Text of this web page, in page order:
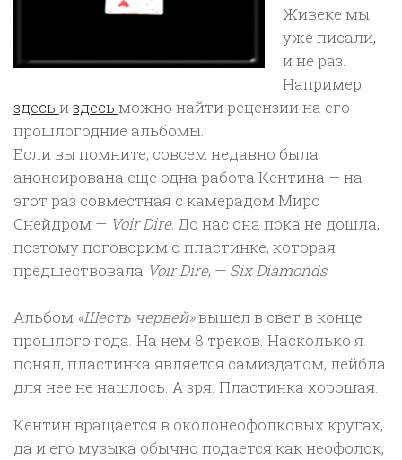
Живеке мы
уже писали,
и не раз.
Например,
здесь издесь можно найти рецензии на его
прошлогодние альбомы.
Если вы помните, совсем недавно была
анонсирована еще одна работа Кентина — на
этот раз совместная с камерадом Миро
Снейдром — Voir Dire. До нас она пока не дошла,
поэтому поговорим о пластинке, которая
предшествовала Voir Dire, — Six Diamonds.
Альбом «Шесть червей»вышел в свет в конце
прошлого года. На нем 8 треков. Насколько я
понял, пластинка является самиздатом, лейбла
для нее не нашлось. А зря. Пластинка хорошая.
Кентин вращается в околонеофолковых кругах,
да и его музыка обычно подается как неофолок,